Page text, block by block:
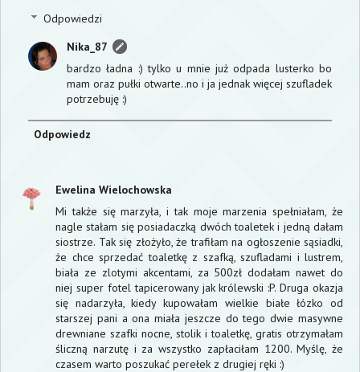
Odpowiedzi
Nika_87
bardzo ładna :) tylko u mnie już odpada lusterko bo
mam oraz pułki otwarte..no i ja jednak więcej szufladek
potrzebuję :)
Odpowiedz
Ewelina Wielochowska
Mi także się marzyła, i tak moje marzenia spełniałam, że
nagle stałam się posiadaczką dwóch toaletek i jedną dałam
siostrze. Tak się złożyło, że trafiłam na ogłoszenie sąsiadki,
że chce sprzedać toaletkę z szafką, szufladami i lustrem,
biała ze zlotymi akcentami, za 500zł dodałam nawet do
niej super fotel tapicerowany jak królewski :P. Druga okazja
się nadarzyła, kiedy kupowałam wielkie białe łózko od
starszej pani a ona miała jeszcze do tego dwie masywne
drewniane szafki nocne, stolik i toaletkę, gratis otrzymałam
śliczną narzutę i za wszystko zapłaciłam 1200. Myślę, że
czasem warto poszukać perełek z drugiej ręki :)